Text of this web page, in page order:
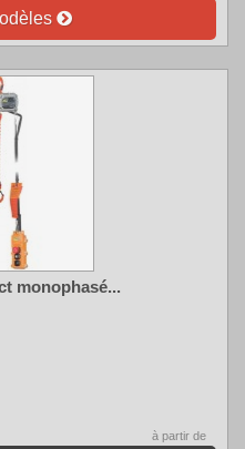
monophasé...
à partir de